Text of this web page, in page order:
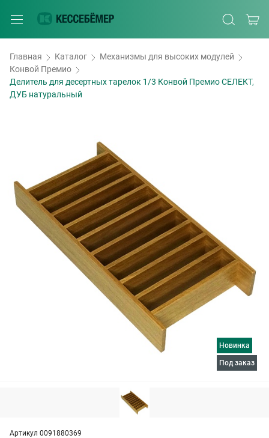
Главная Каталог
Механизмы для высоких модулей
Конвой Премио
Делитель для десертных тарелок 1/3 Конвой Премио СЕЛЕКТ,
ДУБ натуральный
Новинка
под заказ
Артикул 0091880369